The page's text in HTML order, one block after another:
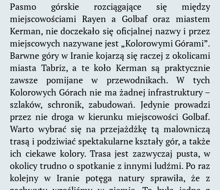
Pasmo górskie rozciągające się między
miejscowościami Rayen a Golbaf oraz miastem
Kerman, nie doczekało się oficjalnej nazwy i przez
miejscowych nazywane jest „Kolorowymi Górami”.
Barwne góry w Iranie kojarzą się raczej z okolicami
miasta Tabriz, a te koło Kerman są praktycznie
zawsze pomijane w przewodnikach. W tych
Kolorowych Górach nie ma żadnej infrastruktury –
szlaków, schronik, zabudowań. Jedynie prowadzi
przez nie droga w kierunku miejscowości Golbaf.
Warto wybrać się na przejażdżkę tą malowniczą
trasą i podziwiać spektakularne kształy gór, a także
ich ciekawe kolory. Trasa jest zazwyczaj pusta, w
okolicy trudno o spotkanie z innymi ludźmi. Po raz
kolejny w Iranie potęga natury sprawiła, że z